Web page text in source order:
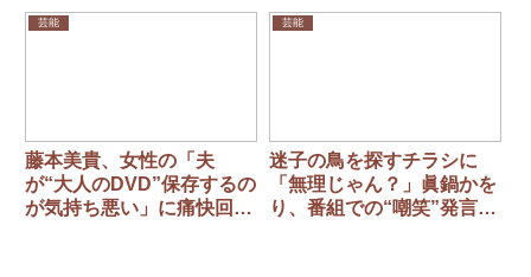
LINDBERG『今すぐKiss
芸能
藤本美貴、女性の「夫
が“大人のDVD”保存するの
が気持ち悪い」に痛快回答
芸能
迷子の鳥を探すチラシに
「無理じゃん？」眞鍋かを
り、番組での“嘲笑”発言に